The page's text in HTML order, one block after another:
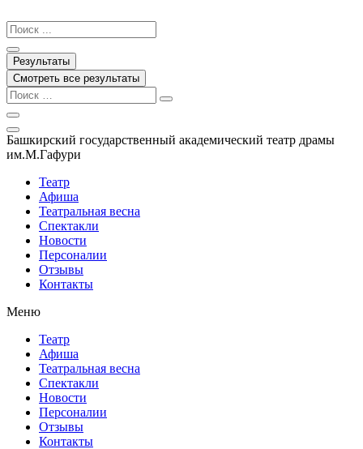
к
содержимому
Search
...
Результаты
Смотреть все результаты
Башкирский государственный академический театр драмы
им.М.Гафури
Театр
Афиша
Театральная весна
Спектакли
Новости
Персоналии
Отзывы
Контакты
Меню
Театр
Афиша
Театральная весна
Спектакли
Новости
Персоналии
Отзывы
Контакты